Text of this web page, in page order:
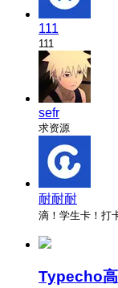
111
111
sefr
求资源
耐耐耐
滴！学生卡！打
Typecho